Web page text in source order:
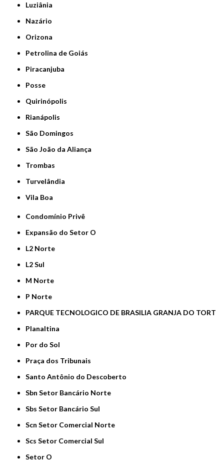
Luziânia
Nazário
Orizona
Petrolina de Goiás
Piracanjuba
Posse
Quirinópolis
Rianápolis
São Domingos
São João da Aliança
Trombas
Turvelândia
Vila Boa
Condomínio Privê
Expansão do Setor O
L2 Norte
L2 Sul
M Norte
P Norte
PARQUE TECNOLOGICO DE BRASILIA GRANJA DO TORT
Planaltina
Por do Sol
Praça dos Tribunais
Santo Antônio do Descoberto
Sbn Setor Bancário Norte
Sbs Setor Bancário Sul
Scn Setor Comercial Norte
Scs Setor Comercial Sul
Setor O